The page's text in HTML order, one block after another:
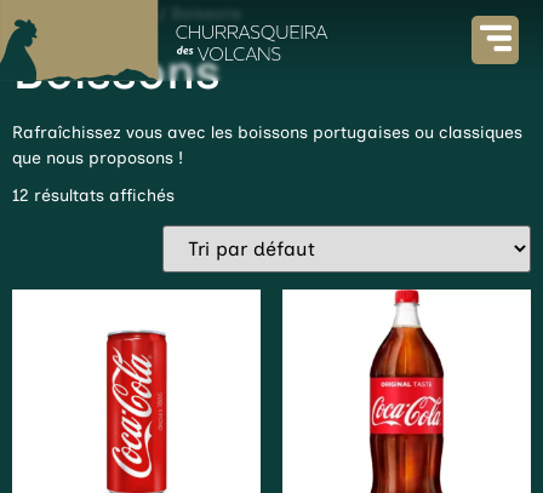
Boissons
Rafraîchissez vous avec les boissons portugaises ou classiques
que nous proposons !
12 résultats affichés